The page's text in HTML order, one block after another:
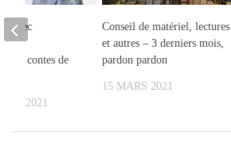
Conseil de matériel, lectures
et autres – 3 derniers mois,
pardon pardon
15 MARS 2021
avec
la
des contes de
2021